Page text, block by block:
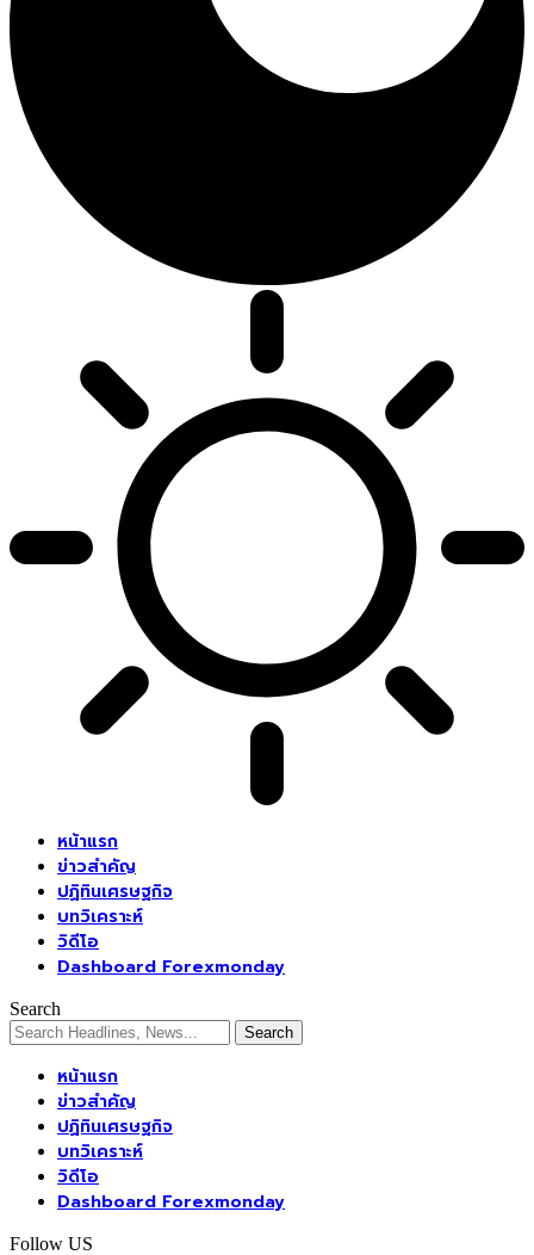
หน้าแรก
ข่าวสำคัญ
ปฏิทินเศรษฐกิจ
บทวิเคราะห์
วิดีโอ
Dashboard Forexmonday
Search
หน้าแรก
ข่าวสำคัญ
ปฏิทินเศรษฐกิจ
บทวิเคราะห์
วิดีโอ
Dashboard Forexmonday
Follow US